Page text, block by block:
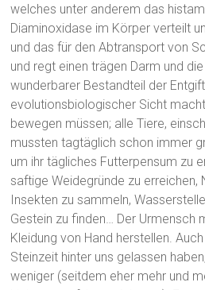
welches unter anderem das
Diaminoxidase im Körper verteilt
und das für den Abtransport von
und regt einen trägen Darm und
wunderbarer Bestandteil der
evolutionsbiologischer Sicht
bewegen müssen; alle Tiere,
mussten tagtäglich schon immer
um ihr tägliches Futterpensum zu
saftige Weidegründe zu erreichen,
Insekten zu sammeln,
Gestein zu finden… Der Urmensch
Kleidung von Hand herstellen.
Steinzeit hinter uns gelassen
weniger (seitdem eher mehr und